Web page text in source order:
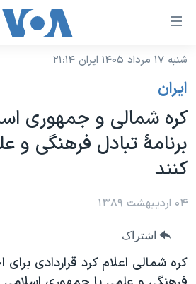
لینکهای
دسترسی
جهش
محتوای
اصلی
جهش
صفحه
جهش
به
جستجو
نسخه سبک وب‌سایت
موضوع ها
ایران
آمریکا
جهان
ورزشی
ویژه برنامه‌ها
برنامه های تلویزیونی
جدول برنامه ها
صفحه‌های ویژه
جام جهانی ۲۰۲۶
۲۵۰سالگی آمریکا
فرکانس‌های صدای آمریکا
پخش رادیویی
شنبه ۱۷ مرداد ۱۴۰۵ ایران ۲۱:۱۴
ايران
کره شمالی و جمهوری
برنامۀ تبادل فرهنگی و
کنند
۰۴ اردیبهشت ۱۳۸۹
اشتراک
کره شمالی اعلام کرد قراردادی برای